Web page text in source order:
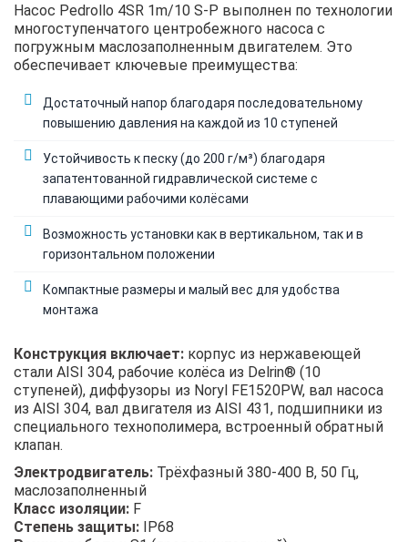
Насос Pedrollo 4SR 1m/10 S-P выполнен по технологии
многоступенчатого центробежного насоса с
погружным маслозаполненным двигателем. Это
обеспечивает ключевые преимущества:
Достаточный напор благодаря последовательному
повышению давления на каждой из 10 ступеней
Устойчивость к песку (до 200 г/м³) благодаря
запатентованной гидравлической системе с
плавающими рабочими колёсами
Возможность установки как в вертикальном, так и в
горизонтальном положении
Компактные размеры и малый вес для удобства
монтажа
Конструкция включает: корпус из нержавеющей
стали AISI 304, рабочие колёса из Delrin® (10
ступеней), диффузоры из Noryl FE1520PW, вал насоса
из AISI 304, вал двигателя из AISI 431, подшипники из
специального технополимера, встроенный обратный
клапан.
Электродвигатель: Трёхфазный 380-400 В, 50 Гц,
маслозаполненный
Класс изоляции: F
Степень защиты: IP68